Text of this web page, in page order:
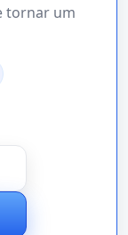
tornar um